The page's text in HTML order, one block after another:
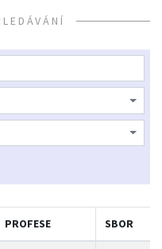
PROFESE SBOR